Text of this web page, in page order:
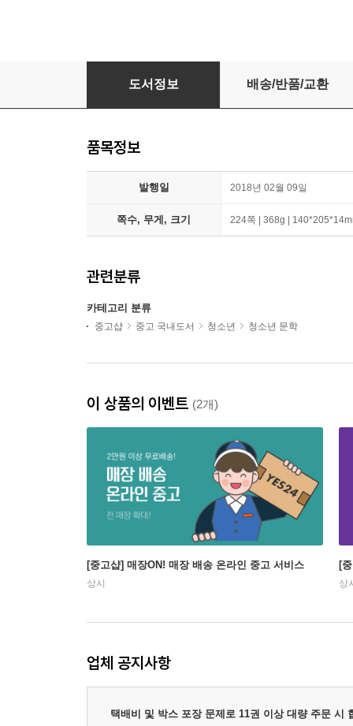
세계를 건너 너에게 갈게
도서정보 배송/반품/교환
품목정보
발행일 2018년 02월 09일
쪽수, 무게, 크기 224쪽 | 368g |
관련분류
카테고리 분류
중고샵 중고 국내도서 청소년 청소년 문학
이 상품의 이벤트 (2개)
[중고샵] 매장ON! 매장 배송 온라인 중고 서비스
상시
[
상
업체 공지사항
택배비 및 박스 포장 문제로 11권 이상 대량 주문 시